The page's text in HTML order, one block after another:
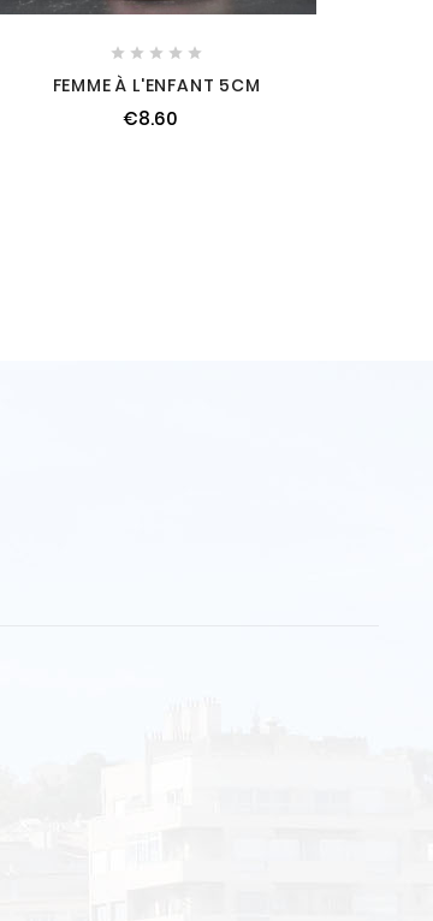
    
FEMME À L'ENFANT 5CM
€8.60